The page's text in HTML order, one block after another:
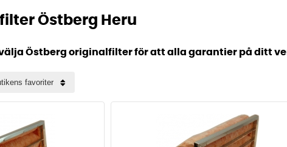
Östberg Heru
Östberg originalfilter för att alla garantier på ditt